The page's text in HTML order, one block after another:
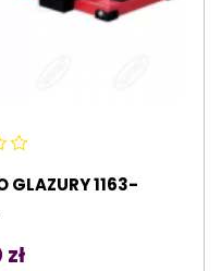
GLAZURY 1163-